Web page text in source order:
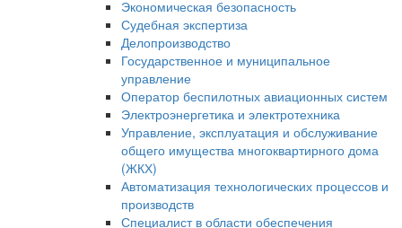
Экономическая безопасность
Судебная экспертиза
Делопроизводство
Государственное и муниципальное
управление
Оператор беспилотных авиационных систем
Электроэнергетика и электротехника
Управление, эксплуатация и обслуживание
общего имущества многоквартирного дома
(ЖКХ)
Автоматизация технологических процессов и
производств
Специалист в области обеспечения